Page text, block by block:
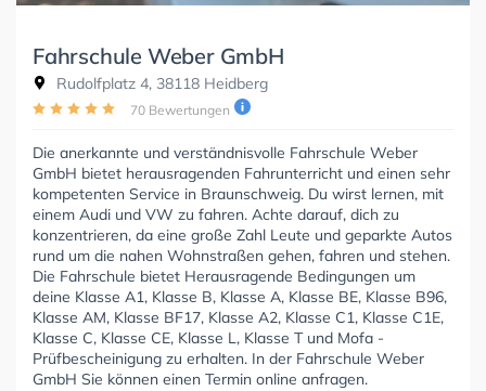
Fahrschule Weber GmbH
Rudolfplatz 4, 38118 Heidberg
70 Bewertungen
Die anerkannte und verständnisvolle Fahrschule Weber
GmbH bietet herausragenden Fahrunterricht und einen sehr
kompetenten Service in Braunschweig. Du wirst lernen, mit
einem Audi und VW zu fahren. Achte darauf, dich zu
konzentrieren, da eine große Zahl Leute und geparkte Autos
rund um die nahen Wohnstraßen gehen, fahren und stehen.
Die Fahrschule bietet Herausragende Bedingungen um
deine Klasse A1, Klasse B, Klasse A, Klasse BE, Klasse B96,
Klasse AM, Klasse BF17, Klasse A2, Klasse C1, Klasse C1E,
Klasse C, Klasse CE, Klasse L, Klasse T und Mofa -
Prüfbescheinigung zu erhalten. In der Fahrschule Weber
GmbH Sie können einen Termin online anfragen.